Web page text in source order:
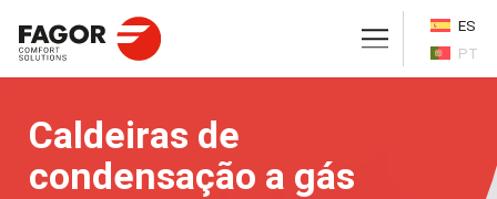
ES
PT
Caldeiras de
condensação a gás